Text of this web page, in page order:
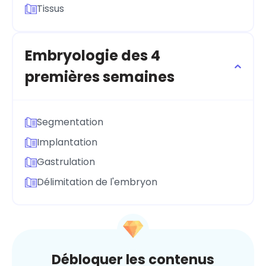
Tissus
Embryologie des 4
premières semaines
Segmentation
Implantation
Gastrulation
Délimitation de l'embryon
Débloquer les contenus